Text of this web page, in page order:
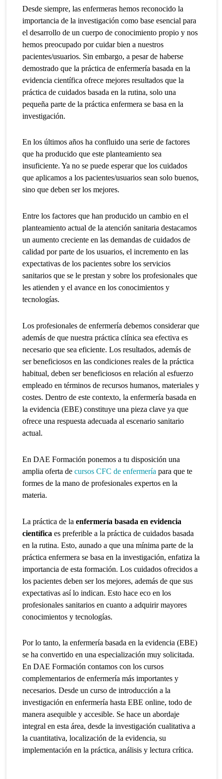
Desde siempre, las enfermeras hemos reconocido la
importancia de la investigación como base esencial para
el desarrollo de un cuerpo de conocimiento propio y nos
hemos preocupado por cuidar bien a nuestros
pacientes/usuarios. Sin embargo, a pesar de haberse
demostrado que la práctica de enfermería basada en la
evidencia científica ofrece mejores resultados que la
práctica de cuidados basada en la rutina, solo una
pequeña parte de la práctica enfermera se basa en la
investigación.
En los últimos años ha confluido una serie de factores
que ha producido que este planteamiento sea
insuficiente. Ya no se puede esperar que los cuidados
que aplicamos a los pacientes/usuarios sean solo buenos,
sino que deben ser los mejores.
Entre los factores que han producido un cambio en el
planteamiento actual de la atención sanitaria destacamos
un aumento creciente en las demandas de cuidados de
calidad por parte de los usuarios, el incremento en las
expectativas de los pacientes sobre los servicios
sanitarios que se le prestan y sobre los profesionales que
les atienden y el avance en los conocimientos y
tecnologías.
Los profesionales de enfermería debemos considerar que
además de que nuestra práctica clínica sea efectiva es
necesario que sea eficiente. Los resultados, además de
ser beneficiosos en las condiciones reales de la práctica
habitual, deben ser beneficiosos en relación al esfuerzo
empleado en términos de recursos humanos, materiales y
costes. Dentro de este contexto, la enfermería basada en
la evidencia (EBE) constituye una pieza clave ya que
ofrece una respuesta adecuada al escenario sanitario
actual.
En DAE Formación ponemos a tu disposición una
amplia oferta decursos CFC de enfermería para que te
formes de la mano de profesionales expertos en la
materia.
La práctica de laenfermería basada en evidencia
científica es preferible a la práctica de cuidados basada
en la rutina. Esto, aunado a que una mínima parte de la
práctica enfermera se basa en la investigación, enfatiza la
importancia de esta formación. Los cuidados ofrecidos a
los pacientes deben ser los mejores, además de que sus
expectativas así lo indican. Esto hace eco en los
profesionales sanitarios en cuanto a adquirir mayores
conocimientos y tecnologías.
Por lo tanto, la enfermería basada en la evidencia (EBE)
se ha convertido en una especialización muy solicitada.
En DAE Formación contamos con los cursos
complementarios de enfermería más importantes y
necesarios. Desde un curso de introducción a la
investigación en enfermería hasta EBE online, todo de
manera asequible y accesible. Se hace un abordaje
integral en esta área, desde la investigación cualitativa a
la cuantitativa, localización de la evidencia, su
implementación en la práctica, análisis y lectura crítica.